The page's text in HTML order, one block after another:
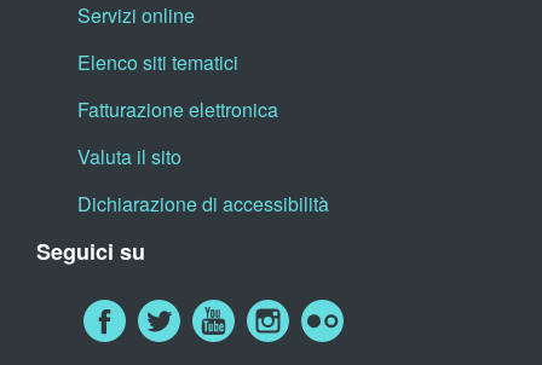
Servizi online
Elenco siti tematici
Fatturazione elettronica
Valuta il sito
Dichiarazione di accessibilità
Seguici su